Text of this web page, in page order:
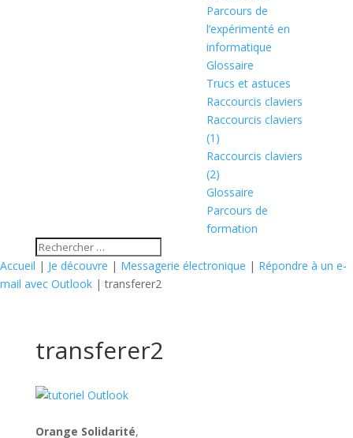
Parcours de
l’expérimenté en
informatique
Glossaire
Trucs et astuces
Raccourcis claviers
Raccourcis claviers
(1)
Raccourcis claviers
(2)
Glossaire
Parcours de
formation
Accueil | Je découvre | Messagerie électronique | Répondre à un e-
mail avec Outlook |transferer2
transferer2
Orange Solidarité,